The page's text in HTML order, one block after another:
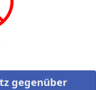
gegenüber